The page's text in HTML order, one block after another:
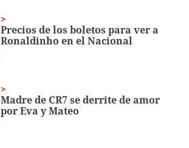
Precios de los boletos para ver a
Ronaldinho en el Nacional
Madre de CR7 se derrite de amor
por Eva y Mateo